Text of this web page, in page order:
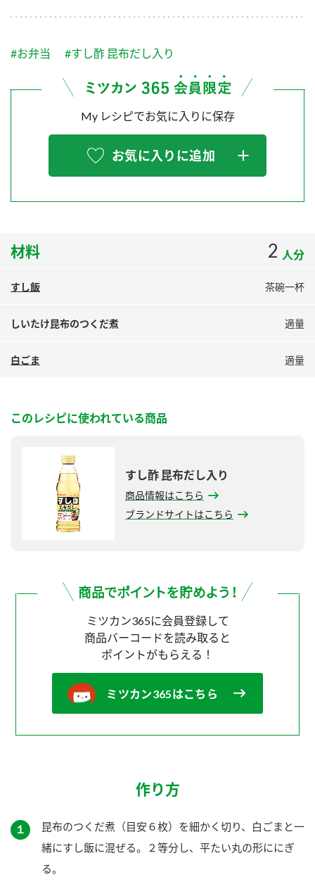
ふりかけ おすしの素
炊き込みご飯の素 米飯用調味液
かおりの蔵
つゆ
納豆のサイト
スペシャルサイト
すしラボ
鍋奉行マニュアル
水の文化センター（アーカイブ）
ZENB initiative
MIM（ミツカンミュージアム）
お客様相談センター
お客様の声をいかしました
販売終了製品のご案内
よくあるご質問
ミツカン公式通販
業務用サイト ミツカングループについて 製造所固有記号一覧
#お弁当 #すし酢 昆布だし入り
My レシピでお気に入りに保存
お気に入りに追加
材料 2 人分
すし飯 茶碗一杯
しいたけ昆布のつくだ煮 適量
白ごま 適量
このレシピに使われている商品
すし酢 昆布だし入り
商品情報はこちら
ブランドサイトはこちら
ミツカン365に会員登録して
商品バーコードを読み取ると
ポイントがもらえる！
ミツカン365はこちら
作り方
１
昆布のつくだ煮（目安６枚）を細かく切り、白ごまと一
緒にすし飯に混ぜる。２等分し、平たい丸の形ににぎ
る。